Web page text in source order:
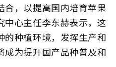
合，以提高国内培育苹果
中心主任李东赫表示，这
的种植环境，发挥生产和
成为提升国产品种普及和